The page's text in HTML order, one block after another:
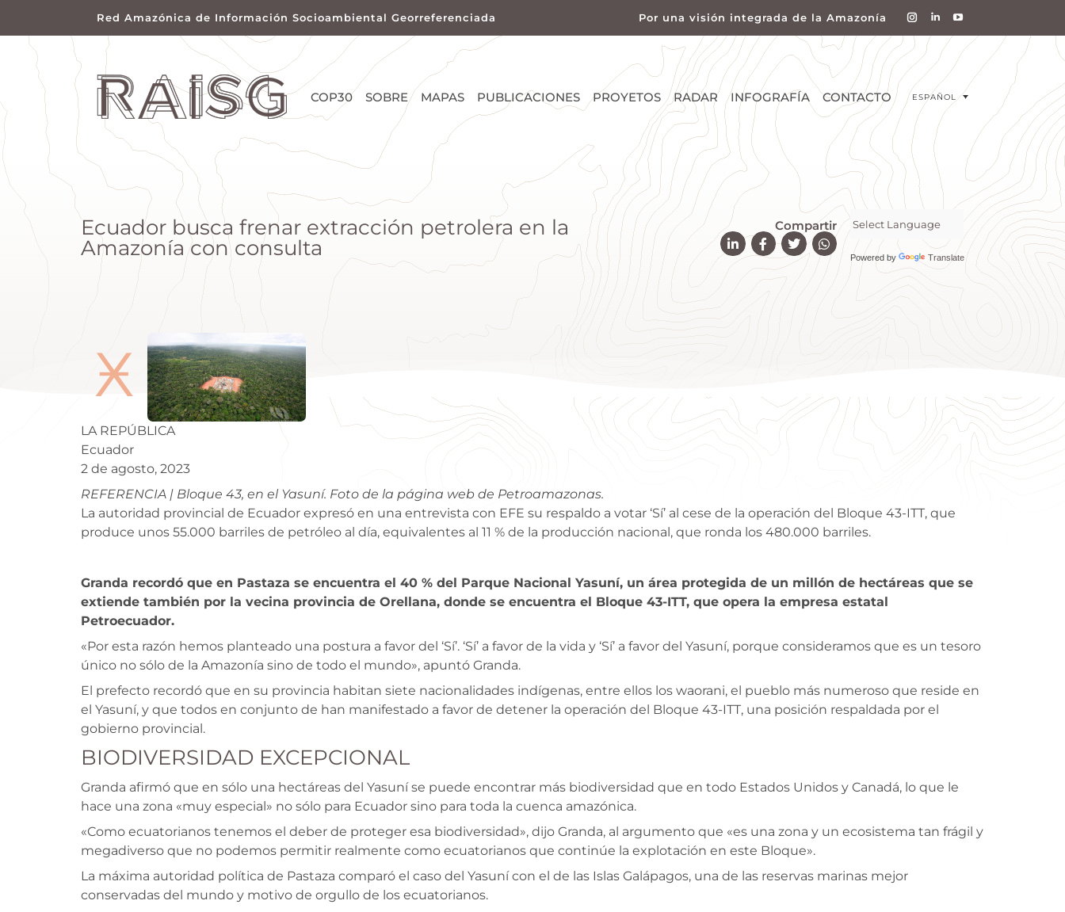
Red Amazónica de Información Socioambiental Georreferenciada Por una visión integrada de la Amazonía
COP30 SOBRE MAPAS PUBLICACIONES PROYETOS RADAR INFOGRAFÍA CONTACTO ESPAÑOL
Ecuador busca frenar extracción petrolera en la
Amazonía con consulta
Compartir
Powered by Translate
Ӿ
LA REPÚBLICA
Ecuador
2 de agosto, 2023
REFERENCIA | Bloque 43, en el Yasuní. Foto de la página web de Petroamazonas.
La autoridad provincial de Ecuador expresó en una entrevista con EFE su respaldo a votar ‘Sí’ al cese de la operación del Bloque 43-ITT, que
produce unos 55.000 barriles de petróleo al día, equivalentes al 11 % de la producción nacional, que ronda los 480.000 barriles.
Granda recordó que en Pastaza se encuentra el 40 % del Parque Nacional Yasuní, un área protegida de un millón de hectáreas que se
extiende también por la vecina provincia de Orellana, donde se encuentra el Bloque 43-ITT, que opera la empresa estatal
Petroecuador.
«Por esta razón hemos planteado una postura a favor del ‘Sí’. ‘Sí’ a favor de la vida y ‘Sí’ a favor del Yasuní, porque consideramos que es un tesoro
único no sólo de la Amazonía sino de todo el mundo», apuntó Granda.
El prefecto recordó que en su provincia habitan siete nacionalidades indígenas, entre ellos los waorani, el pueblo más numeroso que reside en
el Yasuní, y que todos en conjunto de han manifestado a favor de detener la operación del Bloque 43-ITT, una posición respaldada por el
gobierno provincial.
BIODIVERSIDAD EXCEPCIONAL
Granda afirmó que en sólo una hectáreas del Yasuní se puede encontrar más biodiversidad que en todo Estados Unidos y Canadá, lo que le
hace una zona «muy especial» no sólo para Ecuador sino para toda la cuenca amazónica.
«Como ecuatorianos tenemos el deber de proteger esa biodiversidad», dijo Granda, al argumento que «es una zona y un ecosistema tan frágil y
megadiverso que no podemos permitir realmente como ecuatorianos que continúe la explotación en este Bloque».
La máxima autoridad política de Pastaza comparó el caso del Yasuní con el de las Islas Galápagos, una de las reservas marinas mejor
conservadas del mundo y motivo de orgullo de los ecuatorianos.